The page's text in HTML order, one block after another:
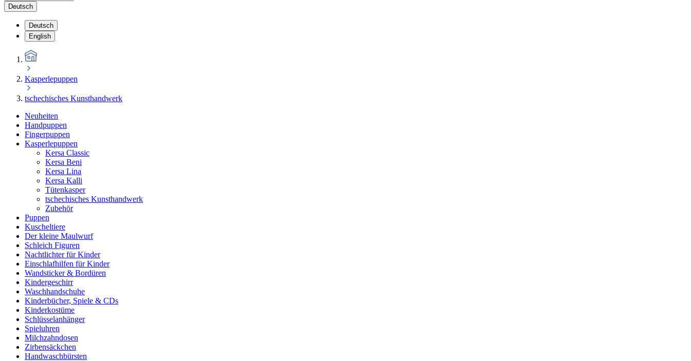
Deutsch
Deutsch
English
Kasperlepuppen
tschechisches Kunsthandwerk
Neuheiten
Handpuppen
Fingerpuppen
Kasperlepuppen
Kersa Classic
Kersa Beni
Kersa Lina
Kersa Kalli
Tütenkasper
tschechisches Kunsthandwerk
Zubehör
Puppen
Kuscheltiere
Der kleine Maulwurf
Schleich Figuren
Nachtlichter für Kinder
Einschlafhilfen für Kinder
Wandsticker & Bordüren
Kindergeschirr
Waschhandschuhe
Kinderbücher, Spiele & CDs
Kinderkostüme
Schlüsselanhänger
Spieluhren
Milchzahndosen
Zirbensäckchen
Handwaschbürsten